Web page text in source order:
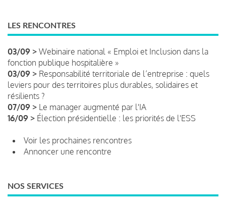
LES RENCONTRES
03/09 > Webinaire national « Emploi et Inclusion dans la
fonction publique hospitalière »
03/09 > Responsabilité territoriale de l’entreprise : quels
leviers pour des territoires plus durables, solidaires et
résilients ?
07/09 > Le manager augmenté par l'IA
16/09 > Élection présidentielle : les priorités de l'ESS
Voir les prochaines rencontres
Annoncer une rencontre
NOS SERVICES